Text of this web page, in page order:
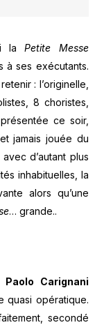
laPetite Messe
à ses exécutants.
: l’originelle,
8 choristes,
ce soir,
jamais jouée du
d’autant plus
inhabituelles, la
alors qu’une
… grande..
Paolo Carignani
quasi opératique.
secondé